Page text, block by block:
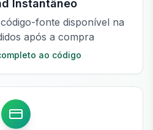
Instantâneo
fonte disponível na
após a compra
ao código